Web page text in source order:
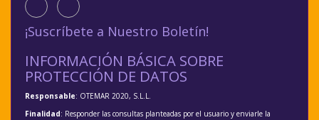
¡Suscríbete a Nuestro Boletín!
INFORMACIÓN BÁSICA SOBRE
PROTECCIÓN DE DATOS
Responsable: OTEMAR 2020, S.L.L.
Finalidad: Responder las consultas planteadas por el usuario y enviarle la